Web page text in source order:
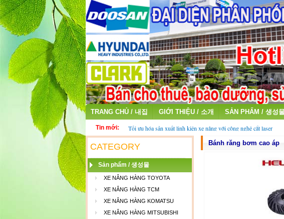
TRANG CHỦ / 내집 GIỚI THIỆU / 소개 SẢN PHẨM / 생성
Tin mới:
Tối ưu hóa sản xuất linh kiện xe nâng với công nghệ cắt laser
fiber
Thu mua ắc quy cũ - ắc quy xe nâng đã qua sử dụng giá cao
CATEGORY
Sản phẩm / 생성물
XE NÂNG HÀNG TOYOTA
XE NÂNG HÀNG TCM
XE NÂNG HÀNG KOMATSU
XE NÂNG HÀNG MITSUBISHI
Bánh răng bơm cao áp